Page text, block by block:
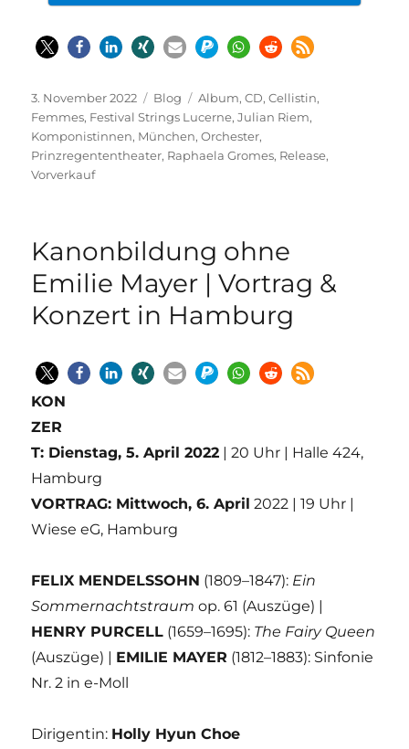
Veröffentlicht
am
3. November 2022 Kategorien
Blog Schlagwörter
Album,CD,Cellistin,
Femmes, Festival Strings Lucerne,Julian Riem,
Komponistinnen, München,Orchester,
Prinzregententheater, Raphaela Gromes, Release,
Vorverkauf
Kanonbildung ohne
Emilie Mayer | Vortrag &
Konzert in Hamburg
KON
ZER
T: Dienstag, 5. April 2022 | 20 Uhr | Halle 424,
Hamburg
VORTRAG: Mittwoch, 6. April 2022 | 19 Uhr |
Wiese eG, Hamburg
FELIX MENDELSSOHN (1809–1847): Ein
Sommernachtstraum op. 61 (Auszüge) |
HENRY PURCELL (1659–1695): The Fairy Queen
(Auszüge) | EMILIE MAYER (1812–1883): Sinfonie
Nr. 2 in e-Moll
Dirigentin: Holly Hyun Choe